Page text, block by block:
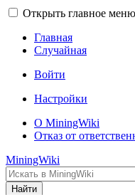
Открыть главное меню
Главная
Случайная
Войти
Настройки
О MiningWiki
Отказ от
MiningWiki
Найти